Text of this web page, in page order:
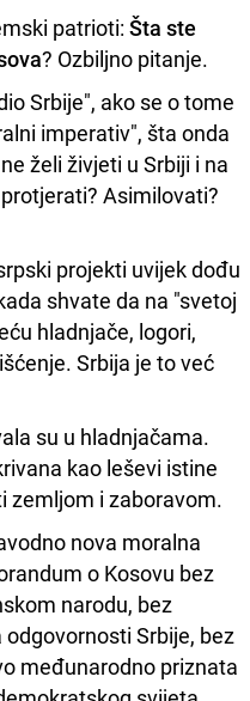
patrioti: Šta ste
? Ozbiljno pitanje.
Srbije", ako se o tome
imperativ", šta onda
želi živjeti u Srbiji i na
Asimilovati?
projekti uvijek dođu
shvate da na "svetoj
hladnjače, logori,
Srbija je to već
su u hladnjačama.
kao leševi istine
zemljom i zaboravom.
nova moralna
o Kosovu bez
narodu, bez
Srbije, bez
međunarodno priznata